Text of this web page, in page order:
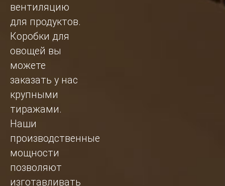
вентиляцию
для продуктов.
Коробки для
овощей вы
можете
заказать у нас
крупными
тиражами.
Наши
производственные
мощности
позволяют
изготавливать